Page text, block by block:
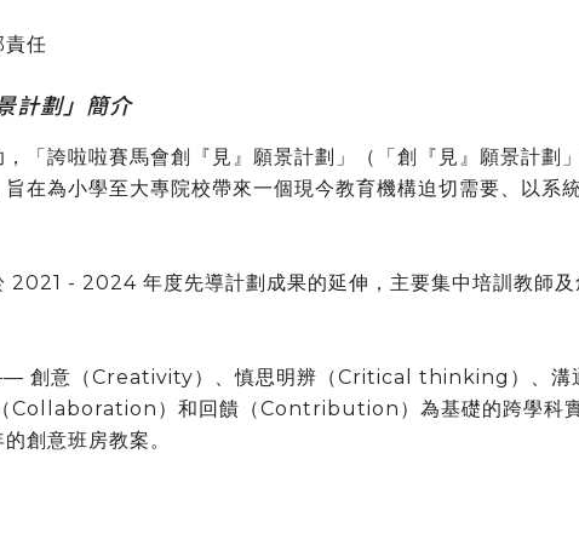
責任
計劃」簡介
「誇啦啦賽馬會創『見』願景計劃」（「創『見』願景計劃」
在為小學至大專院校帶來一個現今教育機構迫切需要、以系
2021 - 2024 年度先導計劃成果的延伸，主要集中培訓教師及
創意（Creativity）、慎思明辨（Critical thinking）、溝
Collaboration）和回饋（Contribution）為基礎的跨學科
創意班房教案。